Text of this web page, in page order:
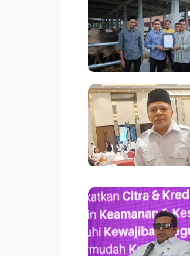
memenuhi standar
dan memperkuat daya